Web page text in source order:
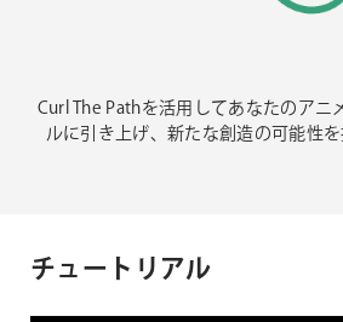
Curl The Pathを活用してあなたのアニ
ルに引き上げ、新たな創造の可能性を
チュートリアル